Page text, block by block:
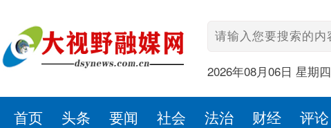
2026年08月06日 星期四
首页 头条 要闻 社会 法治 财经 评论